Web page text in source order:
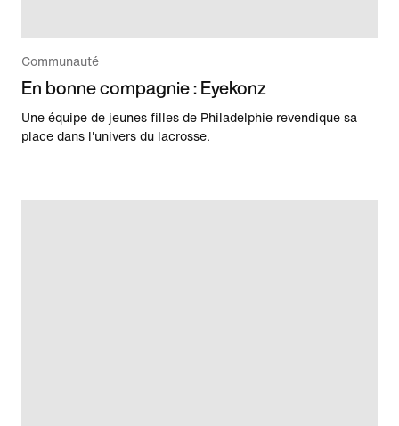
Communauté
En bonne compagnie : Eyekonz
Une équipe de jeunes filles de Philadelphie revendique sa
place dans l'univers du lacrosse.